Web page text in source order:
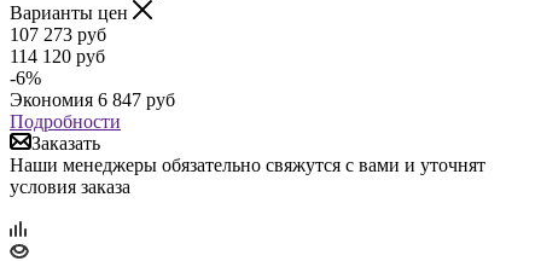
Варианты цен
107 273 руб
114 120 руб
-6%
Экономия 6 847 руб
Подробности
Заказать
Наши менеджеры обязательно свяжутся с вами и уточнят
условия заказа